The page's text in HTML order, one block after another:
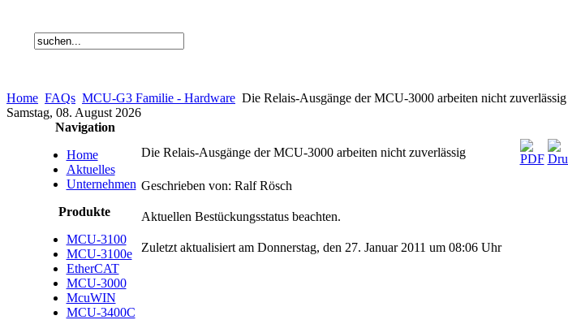
Home FAQs MCU-G3 Familie - Hardware Die Relais-Ausgänge der MCU-3000 arbeiten nicht zuverlässig
Samstag, 08. August 2026
Navigation
Home
Aktuelles
Unternehmen
Produkte
MCU-3100
MCU-3100e
EtherCAT
MCU-3000
McuWIN
MCU-3400C
Die Relais-Ausgänge der MCU-3000 arbeiten nicht zuverlässig
Geschrieben von: Ralf Rösch
Aktuellen Bestückungsstatus beachten.
Zuletzt aktualisiert am Donnerstag, den 27. Januar 2011 um 08:06 Uhr